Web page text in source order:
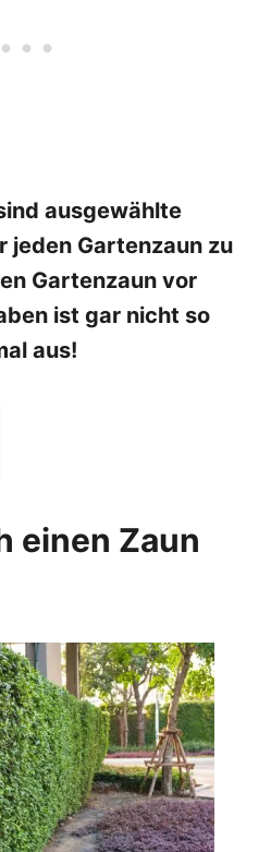
ausgewählte
jeden Gartenzaun zu
Gartenzaun vor
ist gar nicht so
aus!
einen Zaun